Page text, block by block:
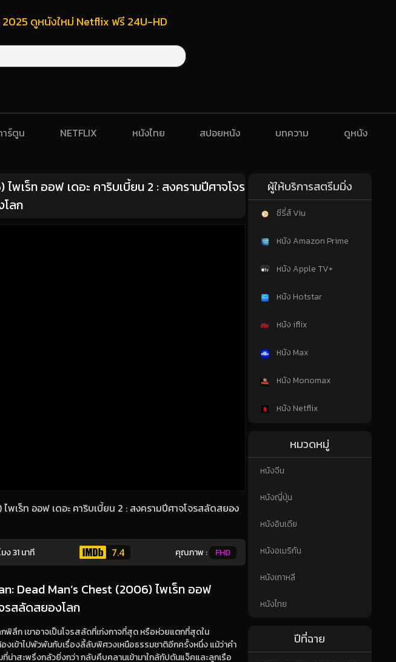
2025 ดูหนังใหม่ Netflix ฟรี 24U-HD
ร์ตูน NETFLIX หนังไทย สปอยหนัง บทความ ดูหนัง
พเร็ท ออฟ เดอะ คาริบเบี้ยน 2 : สงครามปีศาจโจร
ลก
เร็ท ออฟ เดอะ คาริบเบี้ยน 2 : สงครามปีศาจโจรสลัดสยอง
ง 31 นาที 7.4 คุณภาพ : FHD
Dead Man’s Chest (2006) ไพเร็ท ออฟ
รสลัดสยองโลก
ลึก เขาอาจเป็นโจรสลัดที่เก่งกาจที่สุด หรือห่วยแตกที่สุดใน
เข้าไปพัวพันกับเรื่องลี้ลับพิศวงเหนือธรรมชาติอีกครั้งหนึ่ง แม้ว่าคำ
น่าสะพรึงกลัวยิ่งกว่า กลับคืบคลานเข้ามาใกล้กัปตันแจ็คและลูกเรือ
ผู้ให้บริการสตรีมมิ่ง
ซีรี่ส์ Viu
หนัง Amazon Prime
หนัง Apple TV+
หนัง Hotstar
หนัง iflix
หนัง Max
หนัง Monomax
หนัง Netflix
หมวดหมู่
หนังจีน
หนังญี่ปุ่น
หนังอินเดีย
หนังอเมริกัน
หนังเกาหลี
หนังไทย
ปีที่ฉาย